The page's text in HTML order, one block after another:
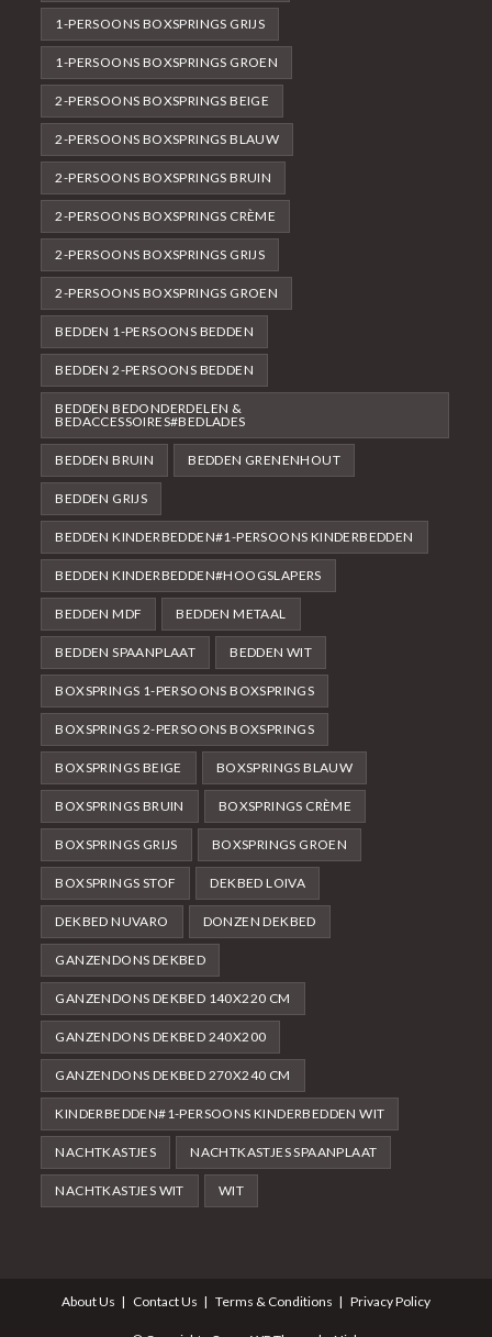
1-PERSOONS BOXSPRINGS GRIJS
1-PERSOONS BOXSPRINGS GROEN
2-PERSOONS BOXSPRINGS BEIGE
2-PERSOONS BOXSPRINGS BLAUW
2-PERSOONS BOXSPRINGS BRUIN
2-PERSOONS BOXSPRINGS CRÈME
2-PERSOONS BOXSPRINGS GRIJS
2-PERSOONS BOXSPRINGS GROEN
BEDDEN 1-PERSOONS BEDDEN
BEDDEN 2-PERSOONS BEDDEN
BEDDEN BEDONDERDELEN &
BEDACCESSOIRES#BEDLADES
BEDDEN BRUIN BEDDEN GRENENHOUT
BEDDEN GRIJS
BEDDEN KINDERBEDDEN#1-PERSOONS KINDERBEDDEN
BEDDEN KINDERBEDDEN#HOOGSLAPERS
BEDDEN MDF BEDDEN METAAL
BEDDEN SPAANPLAAT BEDDEN WIT
BOXSPRINGS 1-PERSOONS BOXSPRINGS
BOXSPRINGS 2-PERSOONS BOXSPRINGS
BOXSPRINGS BEIGE BOXSPRINGS BLAUW
BOXSPRINGS BRUIN BOXSPRINGS CRÈME
BOXSPRINGS GRIJS BOXSPRINGS GROEN
BOXSPRINGS STOF DEKBED LOIVA
DEKBED NUVARO DONZEN DEKBED
GANZENDONS DEKBED
GANZENDONS DEKBED 140X220 CM
GANZENDONS DEKBED 240X200
GANZENDONS DEKBED 270X240 CM
KINDERBEDDEN#1-PERSOONS KINDERBEDDEN WIT
NACHTKASTJES NACHTKASTJES SPAANPLAAT
NACHTKASTJES WIT WIT
About Us Contact Us Terms & Conditions Privacy Policy